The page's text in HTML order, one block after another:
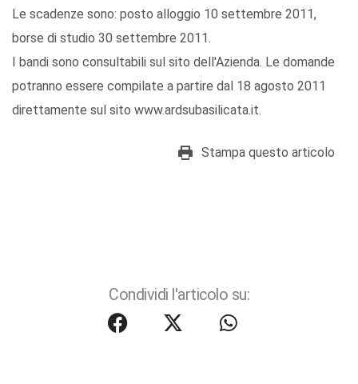
Le scadenze sono: posto alloggio 10 settembre 2011,
borse di studio 30 settembre 2011.
I bandi sono consultabili sul sito dell'Azienda. Le domande
potranno essere compilate a partire dal 18 agosto 2011
direttamente sul sito www.ardsubasilicata.it.
Stampa questo articolo
Condividi l'articolo su: